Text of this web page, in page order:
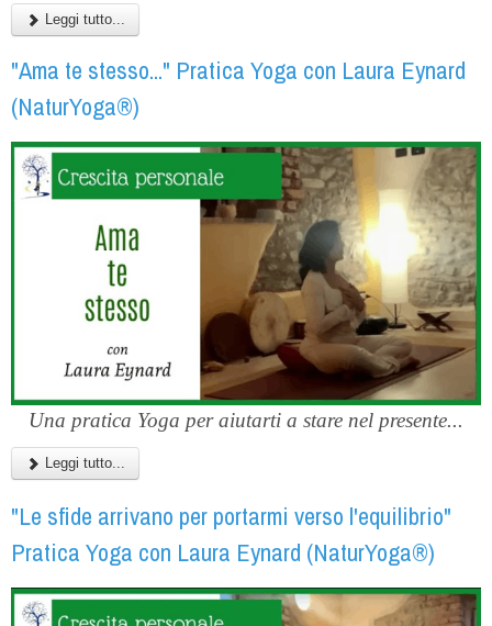
Leggi tutto...
"Ama te stesso..." Pratica Yoga con Laura Eynard
(NaturYoga®)
Una pratica Yoga per aiutarti a stare nel presente...
Leggi tutto...
"Le sfide arrivano per portarmi verso l'equilibrio"
Pratica Yoga con Laura Eynard (NaturYoga®)